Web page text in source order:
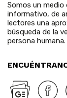
Somos un
informativo, de
lectores una
búsqueda de la
persona humana.